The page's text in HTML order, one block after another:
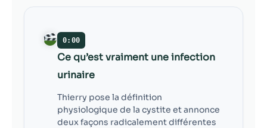
0:00
Ce qu’est vraiment une infection
urinaire
Thierry pose la définition
physiologique de la cystite et annonce
deux façons radicalement différentes